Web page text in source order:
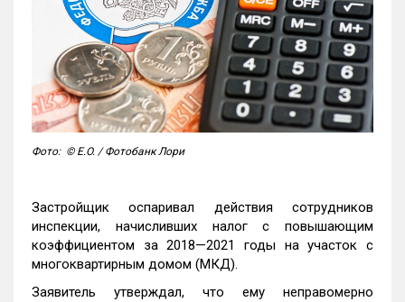
Фото: © E.O. / Фотобанк Лори
Застройщик оспаривал действия сотрудников
инспекции, начисливших налог с повышающим
коэффициентом за 2018—2021 годы на участок с
многоквартирным домом (МКД).
Заявитель утверждал, что ему неправомерно